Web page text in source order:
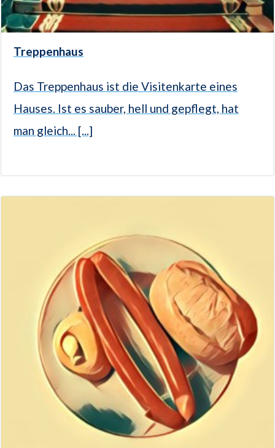
Treppenhaus
Das Treppenhaus ist die Visitenkarte eines
Hauses. Ist es sauber, hell und gepflegt, hat
man gleich... [...]